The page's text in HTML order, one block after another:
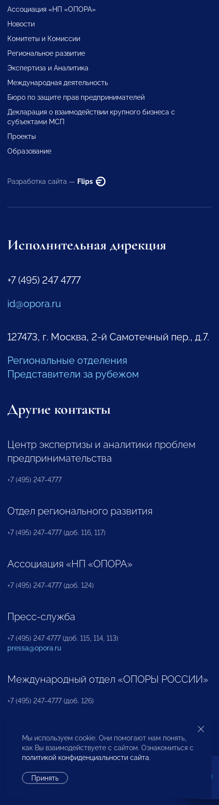
Ассоциация «НП «ОПОРА»
Новости
Комитеты и Комиссии
Региональное развитие
Экспертиза и Аналитика
Международная деятельность
Бюро по защите прав предпринимателей
Декларация о взаимодействии крупного бизнеса с
субъектами МСП
Проекты
Образование
Разработка сайта — Flips
Исполнительная дирекция
+7 (495) 247 4777
id@opora.ru
127473, г. Москва, 2-й Самотечный пер., д.7.
Региональные отделения
Представители за рубежом
Другие контакты
Центр экспертизы и аналитики проблем
предпринимательства
+7 (495) 247-4777
Отдел регионального развития
+7 (495) 247-4777 (доб. 116, 117)
Ассоциация «НП «ОПОРА»
+7 (495) 247-4777 (доб. 124)
Пресс-служба
+7 (495) 247 4777 (доб. 115, 114, 113)
pressa@opora.ru
Международный отдел «ОПОРЫ РОССИИ»
+7 (495) 247-4777 (доб. 126)
Бюро по защите прав предпринимателей и
инвесторов
Мы используем cookie. Они помогают нам понять,
как Вы взаимодействуете с сайтом. Ознакомиться с
политикой конфиденциальности сайта.
Принять